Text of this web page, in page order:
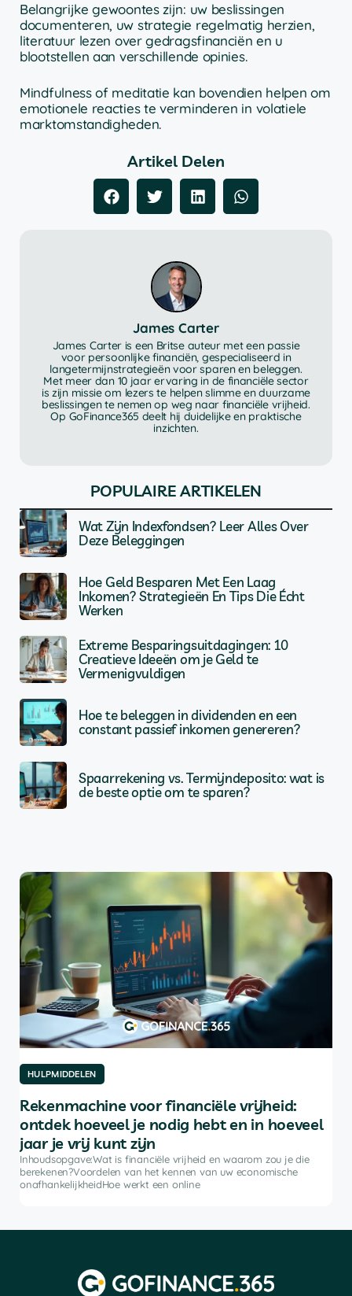
Belangrijke gewoontes zijn: uw beslissingen
documenteren, uw strategie regelmatig herzien,
literatuur lezen over gedragsfinanciën en u
blootstellen aan verschillende opinies.
Mindfulness of meditatie kan bovendien helpen om
emotionele reacties te verminderen in volatiele
marktomstandigheden.
Artikel Delen
James Carter
James Carter is een Britse auteur met een passie
voor persoonlijke financiën, gespecialiseerd in
langetermijnstrategieën voor sparen en beleggen.
Met meer dan 10 jaar ervaring in de financiële sector
is zijn missie om lezers te helpen slimme en duurzame
beslissingen te nemen op weg naar financiële vrijheid.
Op GoFinance365 deelt hij duidelijke en praktische
inzichten.
POPULAIRE ARTIKELEN
Wat Zijn Indexfondsen? Leer Alles Over
Deze Beleggingen
Hoe Geld Besparen Met Een Laag
Inkomen? Strategieën En Tips Die Écht
Werken
Extreme Besparingsuitdagingen: 10
Creatieve Ideeën om je Geld te
Vermenigvuldigen
Hoe te beleggen in dividenden en een
constant passief inkomen genereren?
Spaarrekening vs. Termijndeposito: wat is
de beste optie om te sparen?
HULPMIDDELEN
Rekenmachine voor financiële vrijheid:
ontdek hoeveel je nodig hebt en in hoeveel
jaar je vrij kunt zijn
Inhoudsopgave:Wat is financiële vrijheid en waarom zou je die
berekenen?Voordelen van het kennen van uw economische
onafhankelijkheidHoe werkt een online